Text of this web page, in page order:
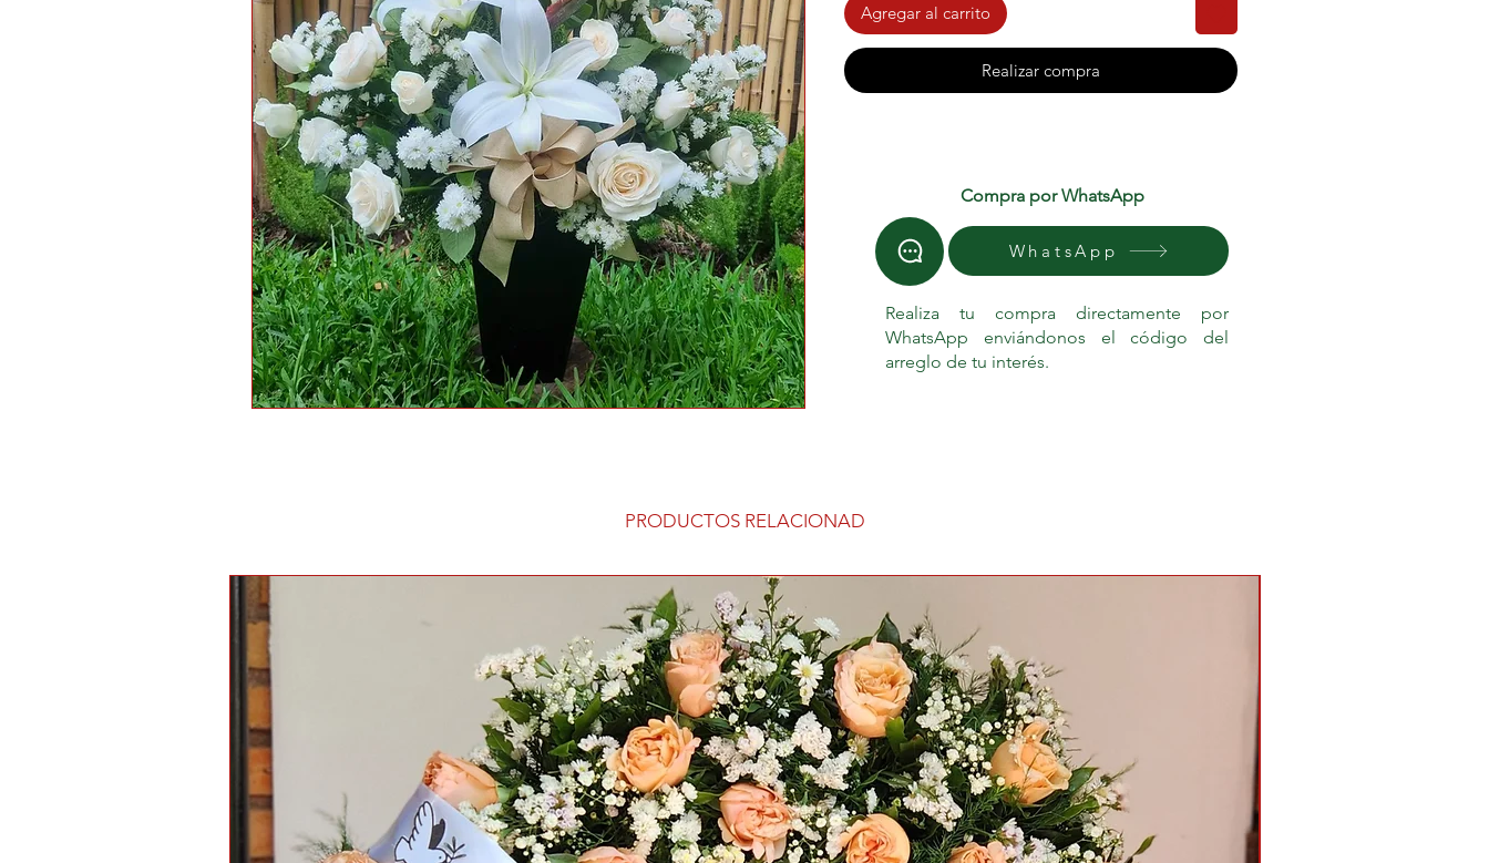
Agregar al carrito
Realizar compra
WhatsApp
Compra por WhatsApp
Realiza tu compra directamente por
WhatsApp enviándonos el código del
arreglo de tu interés.
PRODUCTOS RELACIONAD